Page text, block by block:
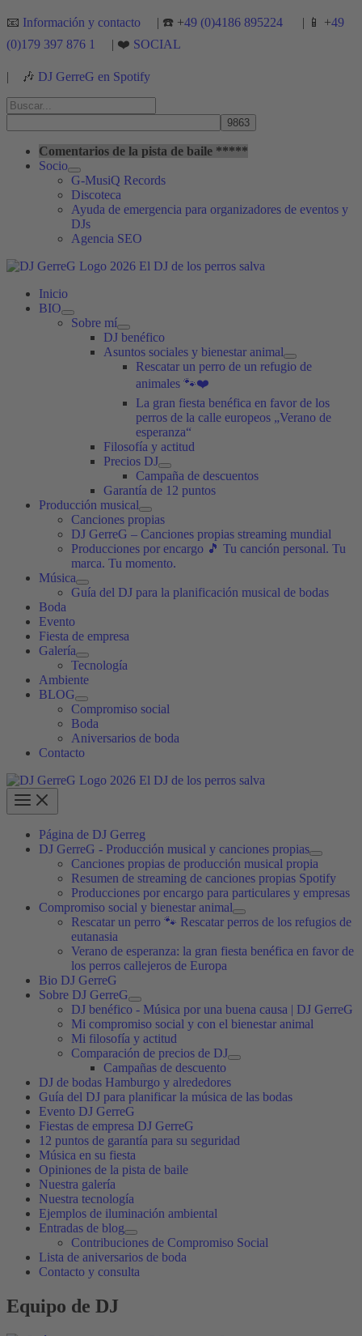
Ir
contenido
📧 Información y contacto | ☎️ +49 (0)4186 895224 | 📱 +49
(0)179 397 876 1
| ❤️ SOCIAL
| 🎶 DJ GerreG en Spotify
Buscar
por:
Comentarios de la pista de baile *****
Socio
G-MusiQ Records
Discoteca
Ayuda de emergencia para organizadores de eventos y
DJs
Agencia SEO
Inicio
BIO
Sobre mí
DJ benéfico
Asuntos sociales y bienestar animal
Rescatar un perro de un refugio de
animales 🐾❤️
La gran fiesta benéfica en favor de los
perros de la calle europeos „Verano de
esperanza“
Filosofía y actitud
Precios DJ
Campaña de descuentos
Garantía de 12 puntos
Producción musical
Canciones propias
DJ GerreG – Canciones propias streaming mundial
Producciones por encargo 🎵 Tu canción personal. Tu
marca. Tu momento.
Música
Guía del DJ para la planificación musical de bodas
Boda
Evento
Fiesta de empresa
Galería
Tecnología
Ambiente
BLOG
Compromiso social
Boda
Aniversarios de boda
Contacto
Página de DJ Gerreg
DJ GerreG - Producción musical y canciones propias
Canciones propias de producción musical propia
Resumen de streaming de canciones propias Spotify
Producciones por encargo para particulares y empresas
Compromiso social y bienestar animal
Rescatar un perro 🐾 Rescatar perros de los refugios de
eutanasia
Verano de esperanza: la gran fiesta benéfica en favor de
los perros callejeros de Europa
Bio DJ GerreG
Sobre DJ GerreG
DJ benéfico - Música por una buena causa | DJ GerreG
Mi compromiso social y con el bienestar animal
Mi filosofía y actitud
Comparación de precios de DJ
Campañas de descuento
DJ de bodas Hamburgo y alrededores
Guía del DJ para planificar la música de las bodas
Evento DJ GerreG
Fiestas de empresa DJ GerreG
12 puntos de garantía para su seguridad
Música en su fiesta
Opiniones de la pista de baile
Nuestra galería
Nuestra tecnología
Ejemplos de iluminación ambiental
Entradas de blog
Contribuciones de Compromiso Social
Lista de aniversarios de boda
Contacto y consulta
Equipo de DJ